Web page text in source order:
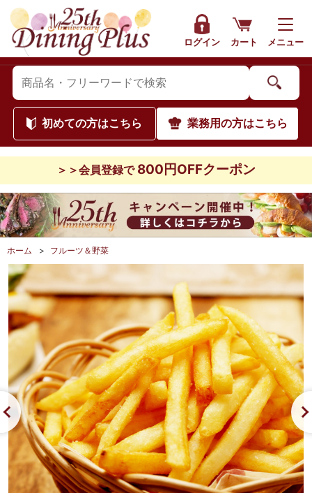
ログイン カート メニュー
初めての方はこちら 業務用の方はこちら
＞＞会員登録で 800円OFFクーポン
ホーム > フルーツ＆野菜